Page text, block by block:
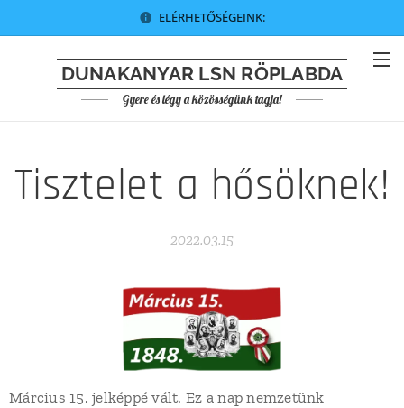
ELÉRHETŐSÉGEINK:
DUNAKANYAR LSN RÖPLABDA
Gyere és légy a közösségünk tagja!
Tisztelet a hősöknek!
2022.03.15
Március 15. jelképpé vált. Ez a nap nemzetünk